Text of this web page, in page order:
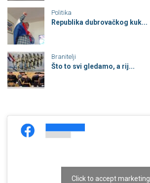
Politika
Republika dubrovačkog kuk...
Branitelji
Što to svi gledamo, a rij...
Click to accept marketing